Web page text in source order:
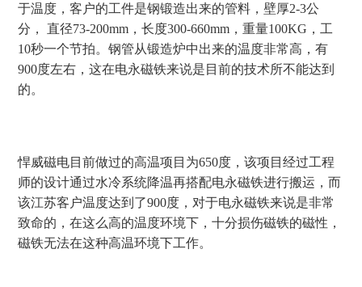
于温度，客户的工件是钢锻造出来的管料，壁厚2-3公
分， 直径73-200mm ，长度300-660mm ，重量100KG ，工
10秒一个节拍。钢管从锻造炉中出来的温度非常高，有
900度左右，这在电永磁铁来说是目前的技术所不能达到
的。
悍威磁电目前做过的高温项目为650度，该项目经过工程
师的设计通过水冷系统降温再搭配电永磁铁进行搬运，而
该江苏客户温度达到了900度，对于电永磁铁来说是非常
致命的，在这么高的温度环境下，十分损伤磁铁的磁性，
磁铁无法在这种高温环境下工作。